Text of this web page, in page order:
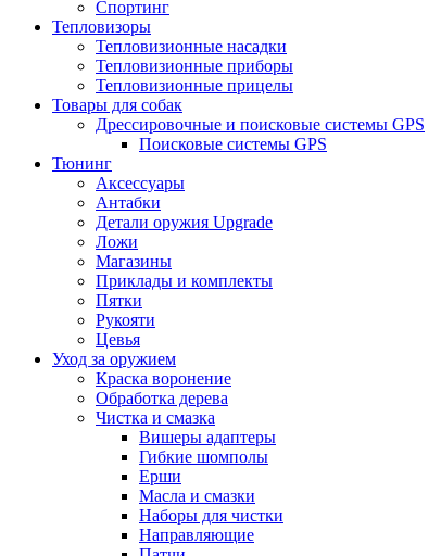
Спортинг
Тепловизоры
Тепловизионные насадки
Тепловизионные приборы
Тепловизионные прицелы
Товары для собак
Дрессировочные и поисковые системы GPS
Поисковые системы GPS
Тюнинг
Аксессуары
Антабки
Детали оружия Upgrade
Ложи
Магазины
Приклады и комплекты
Пятки
Рукояти
Цевья
Уход за оружием
Краска воронение
Обработка дерева
Чистка и смазка
Вишеры адаптеры
Гибкие шомполы
Ерши
Масла и смазки
Наборы для чистки
Направляющие